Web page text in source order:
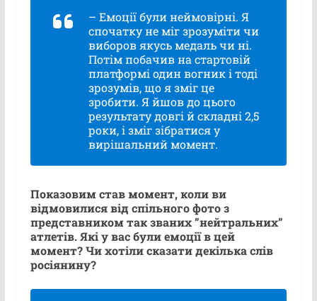
– Емоції були неймовірні. Я
спочатку не міг зрозуміти чи
виборов якусь медаль чи ні.
Потім побачив на стартовій
платформі один вогник і тоді
зрозумів, що я зміг це
зробити. Я йшов до цього
результату довгі й складні 2,5
роки, і зміг зібратися у
вирішальний момент.
Показовим став момент, коли ви
відмовилися від спільного фото з
представником так званих ”нейтральних”
атлетів. Які у вас були емоції в цей
момент? Чи хотіли сказати декілька слів
росіянину?